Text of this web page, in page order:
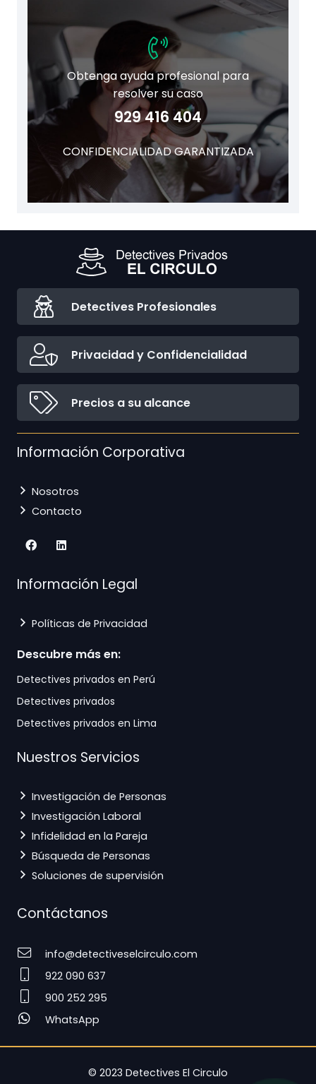
Obtenga ayuda profesional para
resolver su caso
929 416 404
CONFIDENCIALIDAD GARANTIZADA
Detectives Profesionales
Privacidad y Confidencialidad
Precios a su alcance
Información Corporativa
Nosotros
Contacto
Información Legal
Políticas de Privacidad
Descubre más en:
Detectives privados en Perú
Detectives privados
Detectives privados en Lima
Nuestros Servicios
Investigación de Personas
Investigación Laboral
Infidelidad en la Pareja
Búsqueda de Personas
Soluciones de supervisión
Contáctanos
info@detectiveselcirculo.com
922 090 637
900 252 295
WhatsApp
© 2023 Detectives El Circulo